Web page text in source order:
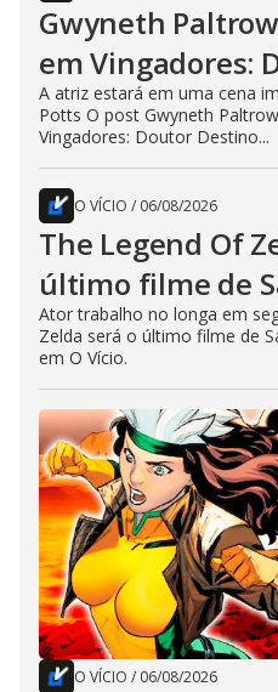
Gwyneth
em Vingadores:
A atriz estará em uma cena
Potts O post Gwyneth
Vingadores: Doutor Destino...
O VÍCIO / 06/08/2026
The Legend Of
último filme de
Ator trabalho no longa em
Zelda será o último filme de
em O Vício.
O VÍCIO / 06/08/2026